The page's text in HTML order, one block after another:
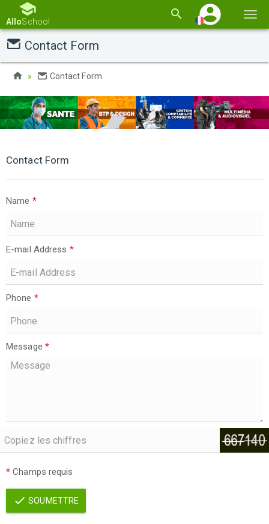
la
AlloSchool
Contact Form
Contact Form
Contact Form
Name *
E-mail Address *
Phone *
Message *
* Champs requis
SOUMETTRE